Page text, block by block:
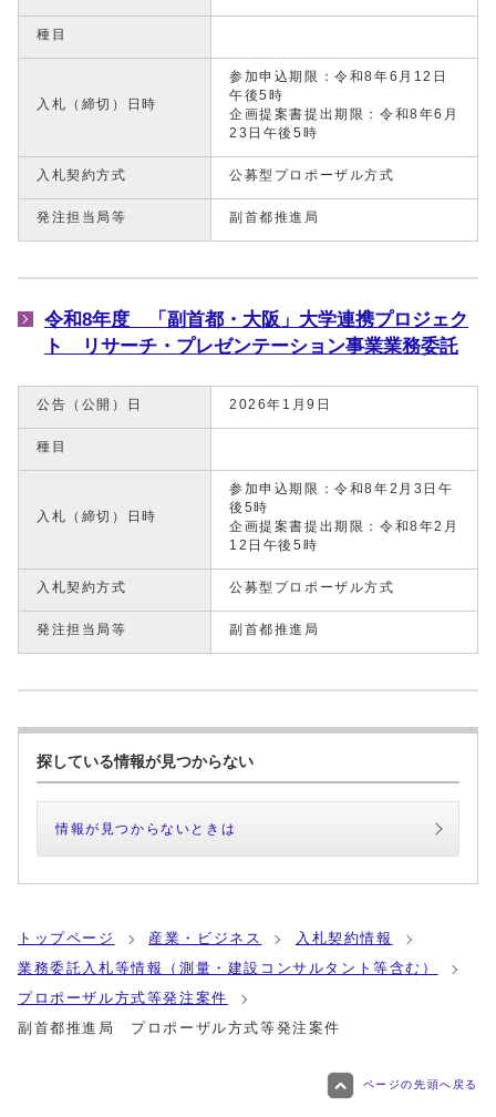
種目
入札（締切）日時
参加申込期限：令和8年6月12日
午後5時
企画提案書提出期限：令和8年6月
23日午後5時
入札契約方式 公募型プロポーザル方式
発注担当局等 副首都推進局
令和8年度 「副首都・大阪」大学連携プロジェク
ト リサーチ・プレゼンテーション事業業務委託
公告（公開）日 2026年1月9日
種目
入札（締切）日時
参加申込期限：令和8年2月3日午
後5時
企画提案書提出期限：令和8年2月
12日午後5時
入札契約方式 公募型プロポーザル方式
発注担当局等 副首都推進局
探している情報が見つからない
情報が見つからないときは
トップページ 産業・ビジネス
入札契約情報
業務委託入札等情報（測量・建設コンサルタント等含む）
プロポーザル方式等発注案件
副首都推進局 プロポーザル方式等発注案件
ページの先頭へ戻る